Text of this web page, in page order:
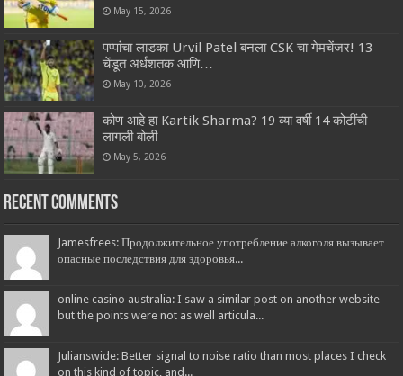
May 15, 2026
पप्पांचा लाडका Urvil Patel बनला CSK चा गेमचेंजर! 13
चेंडूत अर्धशतक आणि…
May 10, 2026
कोण आहे हा Kartik Sharma? 19 व्या वर्षी 14 कोटींची
लागली बोली
May 5, 2026
Recent Comments
Jamesfrees: Продолжительное употребление алкоголя вызывает
опасные последствия для здоровья...
online casino australia: I saw a similar post on another website
but the points were not as well articula...
Julianswide: Better signal to noise ratio than most places I check
on this kind of topic, and...